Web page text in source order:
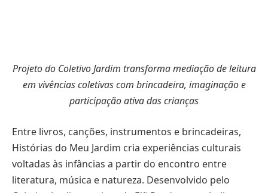
Projeto do Coletivo Jardim transforma mediação de leitura
em vivências coletivas com brincadeira, imaginação e
participação ativa das crianças
Entre livros, canções, instrumentos e brincadeiras,
Histórias do Meu Jardim cria experiências culturais
voltadas às infâncias a partir do encontro entre
literatura, música e natureza. Desenvolvido pelo